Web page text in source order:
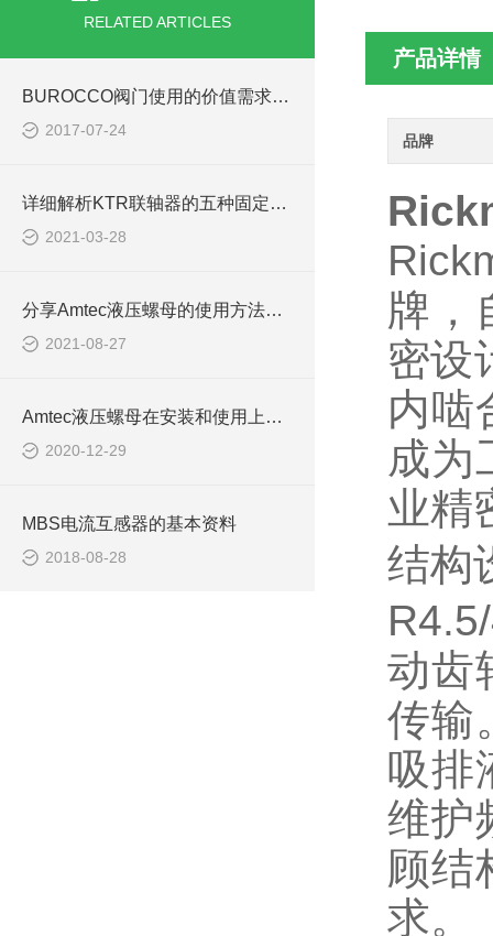
RELATED ARTICLES
BUROCCO阀门使用的价值需求分析阐述
2017-07-24
详细解析KTR联轴器的五种固定形式
2021-03-28
分享Amtec液压螺母的使用方法和注意事项
2021-08-27
Amtec液压螺母在安装和使用上需注意哪些事项？
2020-12-29
MBS电流互感器的基本资料
2018-08-28
产品详情
品牌
牌，
密设
内啮
成为
业精
结构
动齿
传输
吸排
维护
顾结
求。